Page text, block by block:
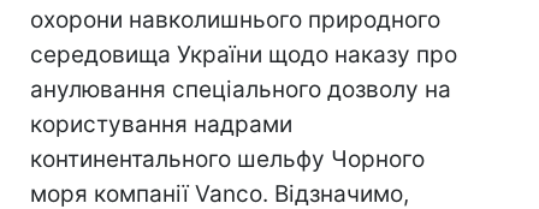
охорони навколишнього природного
середовища України щодо наказу про
анулювання спеціального дозволу на
користування надрами
континентального шельфу Чорного
моря компанії Vanco. Відзначимо,